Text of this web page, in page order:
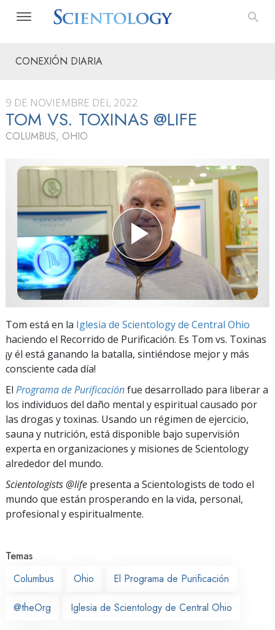
CONEXIÓN DIARIA
9 DE NOVIEMBRE DEL 2022
TOM VS. TOXINAS @LIFE
COLUMBUS, OHIO
Tom está en la Iglesia de Scientology de Central Ohio
haciendo el Recorrido de Purificación. Es Tom vs. Toxinas
¡y él está ganando la batalla, sintiéndose mejor y más
consciente cada día!
El Programa de Purificaciónfue desarrollado para liberar a
los individuos del daño mental y espiritual causado por
las drogas y toxinas. Usando un régimen de ejercicio,
sauna y nutrición, está disponible bajo supervisión
experta en organizaciones y misiones de Scientology
alrededor del mundo.
Scientologists @life presenta a Scientologists de todo el
mundo que están prosperando en la vida, personal,
profesional y espiritualmente.
Temas
Columbus
Ohio El Programa de Purificación
@theOrg Iglesia de Scientology de Central Ohio